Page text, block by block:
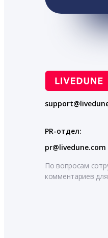
PR-отдел:
pr@livedune.com
По вопросам
комментариев